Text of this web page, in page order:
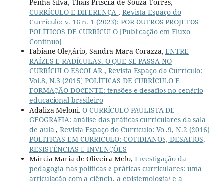
Penha Silva, Thais Priscila de Souza Torres,
CURRÍCULO E DIFERENÇA , Revista Espaço do
Currículo: v. 16 n. 1 (2023): POR OUTROS PROJETOS
POLÍTICOS DE CURRÍCULO [Publicação em Fluxo
Contínuo]
Fabiane Olegário, Sandra Mara Corazza, ENTRE
RAÍZES E RADÍCULAS. O QUE SE PASSA NO
CURRÍCULO ESCOLAR , Revista Espaço do Currículo:
Vol.8, N.3 (2015) POLÍTICAS DE CURRÍCULO E
FORMAÇÃO DOCENTE: tensões e desafios no cenário
educacional brasileiro
Adaliza Meloni, O CURRÍCULO PAULISTA DE
GEOGRAFIA: análise das práticas curriculares da sala
de aula , Revista Espaço do Currículo: Vol.9, N.2 (2016)
POLÍTICAS EM CURRÍCULO: COTIDIANOS, DESAFIOS,
RESISTÊNCIAS E INVENÇÕES
Márcia Maria de Oliveira Melo, Investigação da
pedagogia nas políticas e práticas curriculares: uma
articulação com a ciência, a epistemologia/ e a